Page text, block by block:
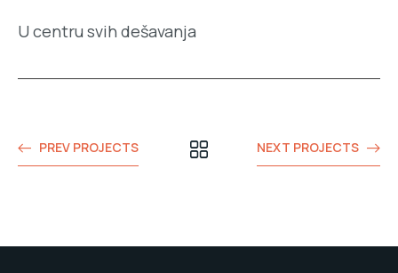
U centru svih dešavanja
PREV PROJECTS NEXT PROJECTS